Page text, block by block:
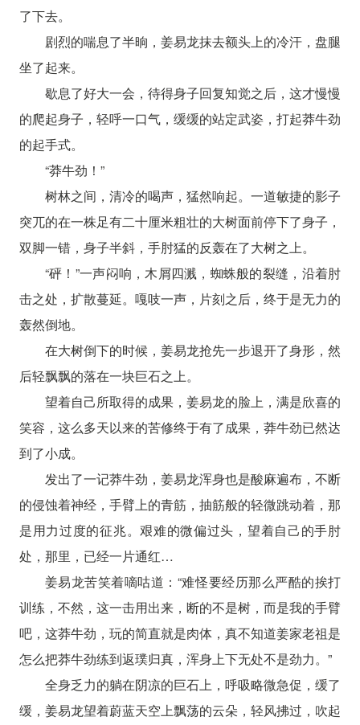
了下去。
剧烈的喘息了半晌，姜易龙抹去额头上的冷汗，盘腿
坐了起来。
歇息了好大一会，待得身子回复知觉之后，这才慢慢
的爬起身子，轻呼一口气，缓缓的站定武姿，打起莽牛劲
的起手式。
“莽牛劲！”
树林之间，清冷的喝声，猛然响起。一道敏捷的影子
突兀的在一株足有二十厘米粗壮的大树面前停下了身子，
双脚一错，身子半斜，手肘猛的反轰在了大树之上。
“砰！”一声闷响，木屑四溅，蜘蛛般的裂缝，沿着肘
击之处，扩散蔓延。嘎吱一声，片刻之后，终于是无力的
轰然倒地。
在大树倒下的时候，姜易龙抢先一步退开了身形，然
后轻飘飘的落在一块巨石之上。
望着自己所取得的成果，姜易龙的脸上，满是欣喜的
笑容，这么多天以来的苦修终于有了成果，莽牛劲已然达
到了小成。
发出了一记莽牛劲，姜易龙浑身也是酸麻遍布，不断
的侵蚀着神经，手臂上的青筋，抽筋般的轻微跳动着，那
是用力过度的征兆。艰难的微偏过头，望着自己的手肘
处，那里，已经一片通红…
姜易龙苦笑着嘀咕道：“难怪要经历那么严酷的挨打
训练，不然，这一击用出来，断的不是树，而是我的手臂
吧，这莽牛劲，玩的简直就是肉体，真不知道姜家老祖是
怎么把莽牛劲练到返璞归真，浑身上下无处不是劲力。”
全身乏力的躺在阴凉的巨石上，呼吸略微急促，缓了
缓，姜易龙望着蔚蓝天空上飘荡的云朵，轻风拂过，吹起